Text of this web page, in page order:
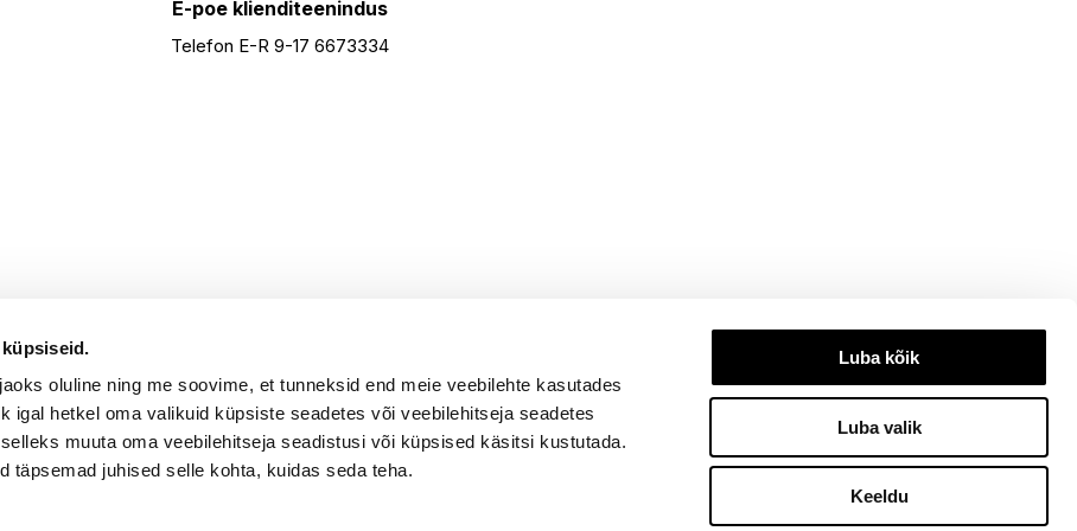
oluline ning me soovime, et tunneksid end meie veebilehte kasutades
igal hetkel oma valikuid küpsiste seadetes või veebilehitseja seadetes
muuta oma veebilehitseja seadistusi või küpsised käsitsi kustutada.
täpsemad juhised selle kohta, kuidas seda teha.
Luba kõik
Luba valik
Keeldu
E-poe klienditeenindus
Telefon E-R 9-17 6673334